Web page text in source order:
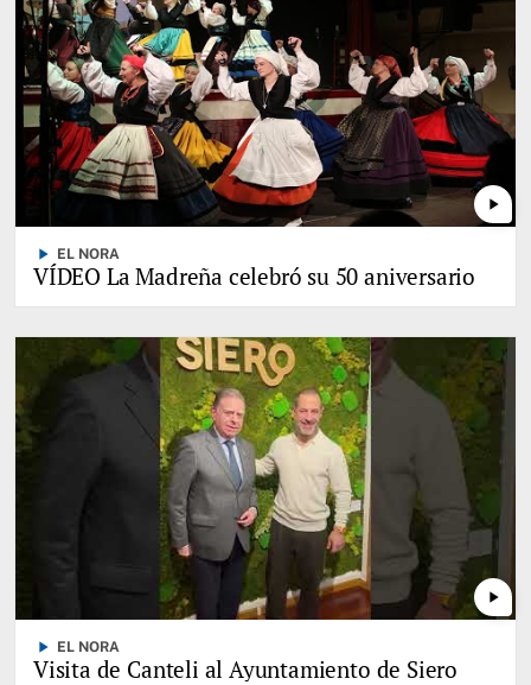
play_arrow
play_arrow EL NORA
VÍDEO La Madreña celebró su 50 aniversario
play_arrow
play_arrow EL NORA
Visita de Canteli al Ayuntamiento de Siero